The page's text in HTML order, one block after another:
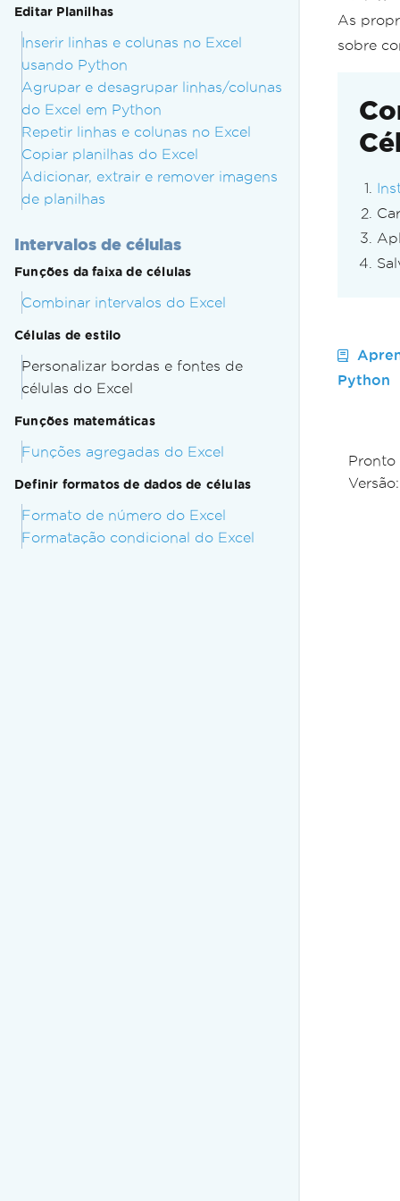
Editar Planilhas
Inserir linhas e colunas no Excel
usando Python
Agrupar e desagrupar linhas/colunas
do Excel em Python
Repetir linhas e colunas no Excel
Copiar planilhas do Excel
Adicionar, extrair e remover imagens
de planilhas
Intervalos de células
Funções da faixa de células
Combinar intervalos do Excel
Células de estilo
Personalizar bordas e fontes de
células do Excel
Funções matemáticas
Funções agregadas do Excel
Definir formatos de dados de células
Formato de número do Excel
Formatação condicional do Excel
#
#
#
#
#
As
sobre
Python
Pronto